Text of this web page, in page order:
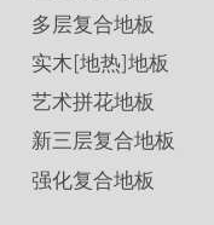
多层复合地板
实木[地热]地板
艺术拼花地板
新三层复合地板
强化复合地板